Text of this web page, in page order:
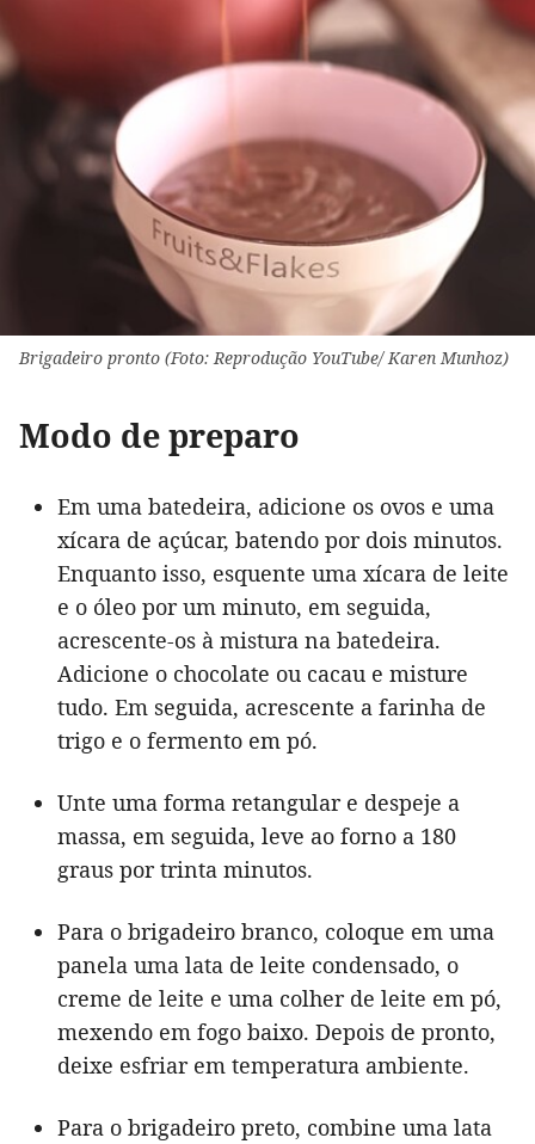
Brigadeiro pronto (Foto: Reprodução YouTube/ Karen Munhoz)
Modo de preparo
Em uma batedeira, adicione os ovos e uma
xícara de açúcar, batendo por dois minutos.
Enquanto isso, esquente uma xícara de leite
e o óleo por um minuto, em seguida,
acrescente-os à mistura na batedeira.
Adicione o chocolate ou cacau e misture
tudo. Em seguida, acrescente a farinha de
trigo e o fermento em pó.
Unte uma forma retangular e despeje a
massa, em seguida, leve ao forno a 180
graus por trinta minutos.
Para o brigadeiro branco, coloque em uma
panela uma lata de leite condensado, o
creme de leite e uma colher de leite em pó,
mexendo em fogo baixo. Depois de pronto,
deixe esfriar em temperatura ambiente.
Para o brigadeiro preto, combine uma lata